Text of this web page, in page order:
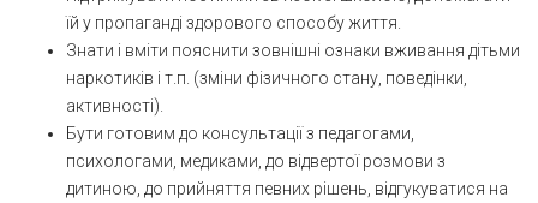
їй у пропаганді здорового способу життя.
Знати і вміти пояснити зовнішні ознаки вживання дітьми
наркотиків і т.п. (зміни фізичного стану, поведінки,
активності).
Бути готовим до консультації з педагогами,
психологами, медиками, до відвертої розмови з
дитиною, до прийняття певних рішень, відгукуватися на